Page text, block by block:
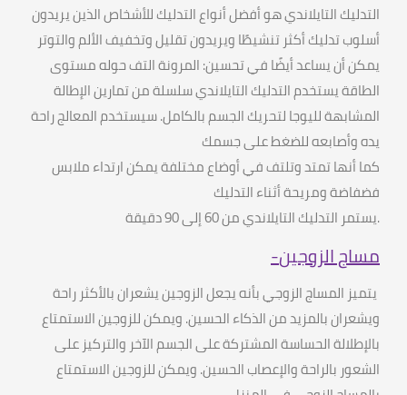
التدليك التايلاندي هو أفضل أنواع التدليك للأشخاص الذين يريدون
أسلوب تدليك أكثر تنشيطًا ويريدون تقليل وتخفيف الألم والتوتر
يمكن أن يساعد أيضًا في تحسين:المرونة التف حوله مستوى
الطاقة يستخدم التدليك التايلاندي سلسلة من تمارين الإطالة
المشابهة لليوجا لتحريك الجسم بالكامل.سيستخدم المعالج راحة
يده وأصابعه للضغط على جسمك
كما أنها تمتد وتلتف في أوضاع مختلفة يمكن ارتداء ملابس
فضفاضة ومريحة أثناء التدليك
.يستمر التدليك التايلاندي من إلى دقيقة
مساج الزوجين-
يتميز المساج الزوجي بأنه يجعل الزوجين يشعران بالأكثر راحة
ويشعران بالمزيد من الذكاء الحسين.ويمكن للزوجين الاستمتاع
بالإطلالة الحساسة المشتركة على الجسم الآخر والتركيز على
الشعور بالراحة والإعصاب الحسين.ويمكن للزوجين الاستمتاع